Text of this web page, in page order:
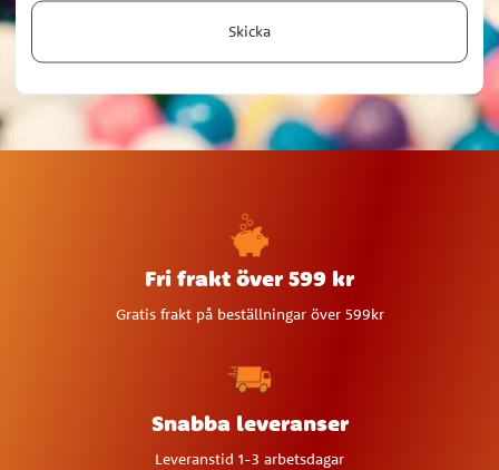
Skicka
Fri frakt över 599 kr
Gratis frakt på beställningar över 599kr
Snabba leveranser
Leveranstid 1-3 arbetsdagar